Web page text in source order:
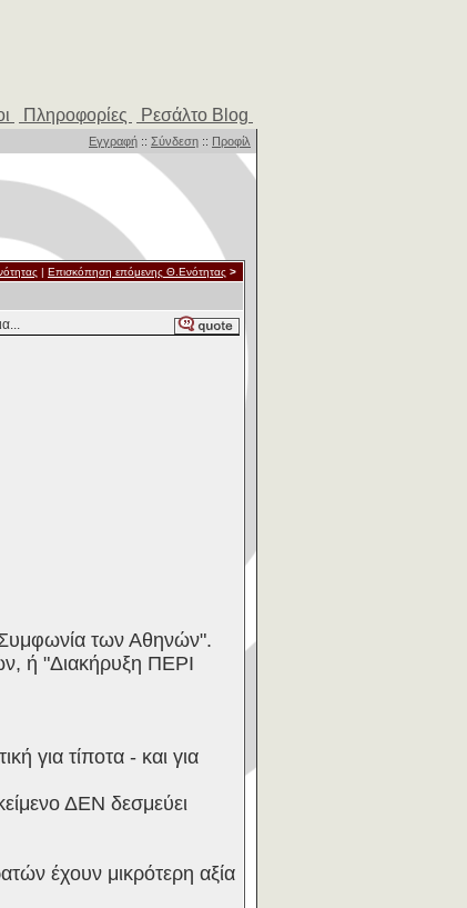
Πληροφορίες Ρεσάλτο Blog
Εγγραφή :: Σύνδεση :: Προφίλ
| Επισκόπηση επόμενης Θ.Ενότητας >
των Αθηνών".
ή "Διακήρυξη ΠΕΡΙ
για τίποτα - και για
ΔΕΝ δεσμεύει
έχουν μικρότερη αξία